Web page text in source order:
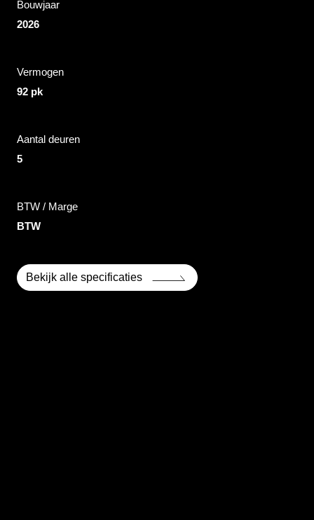
Bouwjaar
2026
Vermogen
92 pk
Aantal deuren
5
BTW / Marge
BTW
Bekijk alle specificaties